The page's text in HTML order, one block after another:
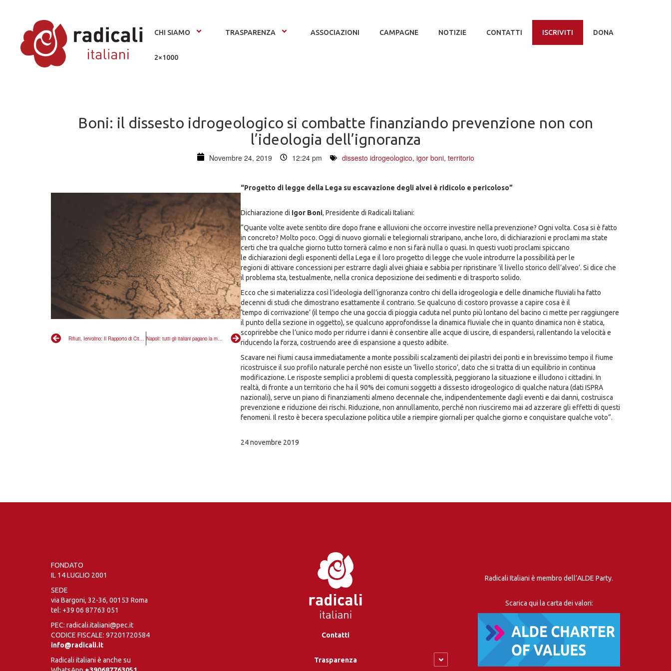
CHI SIAMO TRASPARENZA ASSOCIAZIONI CAMPAGNE NOTIZIE CONTATTI ISCRIVITI DONA
2×1000
Boni: il dissesto idrogeologico si combatte finanziando prevenzione non con
l’ideologia dell’ignoranza
Novembre 24, 2019 12:24 pm dissesto idrogeologico, igor boni, territorio
Rifiuti, Iervolino: Il Rapporto di Cittadinanzattiva dimostra come l’Italia sia divisa in due Napoli: tutti gli italiani pagano la mala gestione dei rifiuti in Campania, Costa intervenga
“Progetto di legge della Lega su escavazione degli alvei è ridicolo e pericoloso”
Dichiarazione di Igor Boni, Presidente di Radicali Italiani:
“Quante volte avete sentito dire dopo frane e alluvioni che occorre investire nella prevenzione? Ogni volta. Cosa si è fatto
in concreto? Molto poco. Oggi di nuovo giornali e telegiornali straripano, anche loro, di dichiarazioni e proclami ma state
certi che tra qualche giorno tutto tornerà calmo e non si farà nulla o quasi. In questi vuoti proclami spiccano
le dichiarazioni degli esponenti della Lega e il loro progetto di legge che vuole introdurre la possibilità per le
regioni di attivare concessioni per estrarre dagli alvei ghiaia e sabbia per ripristinare ‘il livello storico dell’alveo’. Si dice che
il problema sta, testualmente, nella cronica deposizione dei sedimenti e di trasporto solido.
Ecco che si materializza così l’ideologia dell’ignoranza contro chi della idrogeologia e delle dinamiche fluviali ha fatto
decenni di studi che dimostrano esattamente il contrario. Se qualcuno di costoro provasse a capire cosa è il
‘tempo di corrivazione’ (il tempo che una goccia di pioggia caduta nel punto più lontano del bacino ci mette per raggiungere
il punto della sezione in oggetto), se qualcuno approfondisse la dinamica fluviale che in quanto dinamica non è statica,
scoprirebbe che l’unico modo per ridurre i danni è consentire alle acque di uscire, di espandersi, rallentando la velocità e
riducendo la forza, costruendo aree di espansione a questo adibite.
Scavare nei fiumi causa immediatamente a monte possibili scalzamenti dei pilastri dei ponti e in brevissimo tempo il fiume
ricostruisce il suo profilo naturale perché non esiste un ‘livello storico’, dato che si tratta di un equilibrio in continua
modificazione. Le risposte semplici a problemi di questa complessità, peggiorano la situazione e illudono i cittadini. In
realtà, di fronte a un territorio che ha il 90% dei comuni soggetti a dissesto idrogeologico di qualche natura (dati ISPRA
nazionali), serve un piano di finanziamenti almeno decennale che, indipendentemente dagli eventi e dai danni, costruisca
prevenzione e riduzione dei rischi. Riduzione, non annullamento, perché non riusciremo mai ad azzerare gli effetti di questi
fenomeni. Il resto è becera speculazione politica utile a riempire giornali per qualche giorno e conquistare qualche voto”.
24 novembre 2019
FONDATO
IL 14 LUGLIO 2001
SEDE
via Bargoni, 32-36, 00153 Roma
tel: +39 06 87763 051
PEC: radicali.italiani@pec.it
CODICE FISCALE: 97201720584
info@radicali.it
Radicali italiani è anche su
Contatti
Trasparenza
Radicali Italiani è membro dell’ALDE Party.
Scarica qui la carta dei valori: